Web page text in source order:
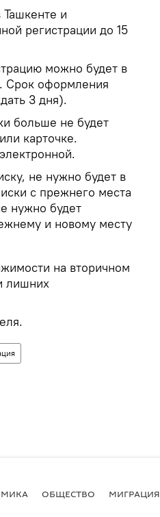
Ташкенте и
регистрации до 15
можно будет в
Срок оформления
3 дня).
больше не будет
карточке.
не нужно будет в
с прежнего места
нужно будет
и новому месту
на вторичном
лишних
ОБЩЕСТВО МИГРАЦИЯ